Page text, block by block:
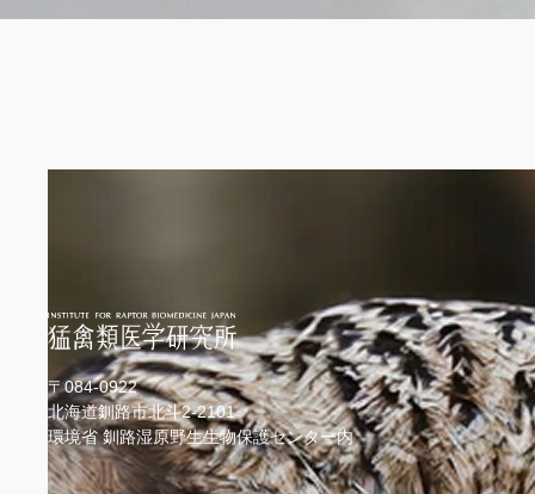
〒084-0922
北海道釧路市北斗2-2101
環境省 釧路湿原野生生物保護センター内